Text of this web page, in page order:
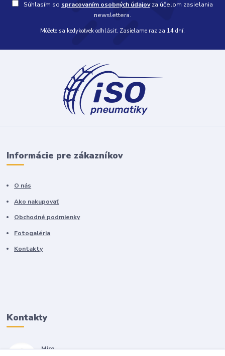
Súhlasím so spracovaním osobných údajovza účelom zasielania
newslettera.
Môžete sa kedykoľvek odhlásiť. Zasielame raz za 14 dní.
Informácie pre zákazníkov
O nás
Ako nakupovať
Obchodné podmienky
Fotogaléria
Kontakty
Kontakty
Miro